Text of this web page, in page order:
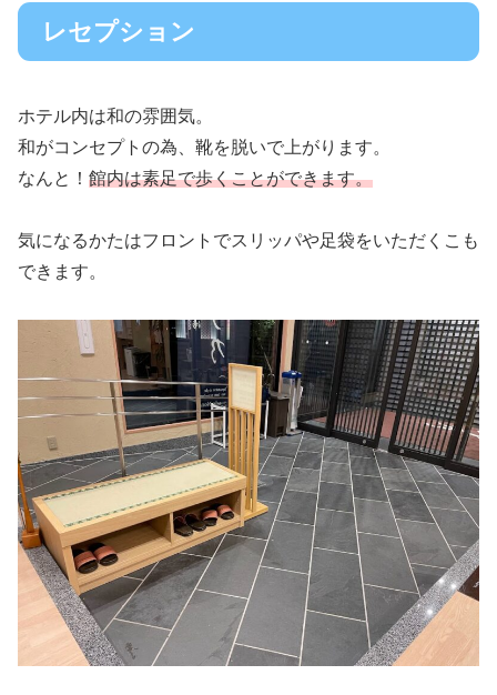
レセプション
ホテル内は和の雰囲気。
和がコンセプトの為、靴を脱いで上がります。
なんと！ 館内は素足で歩くことができます。
気になるかたはフロントでスリッパや足袋をいただくこも
できます。